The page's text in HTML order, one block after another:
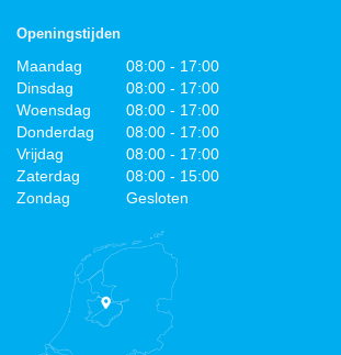
Openingstijden
Maandag
08:00 - 17:00
Dinsdag
08:00 - 17:00
Woensdag
08:00 - 17:00
Donderdag
08:00 - 17:00
Vrijdag
08:00 - 17:00
Zaterdag
08:00 - 15:00
Zondag
Gesloten